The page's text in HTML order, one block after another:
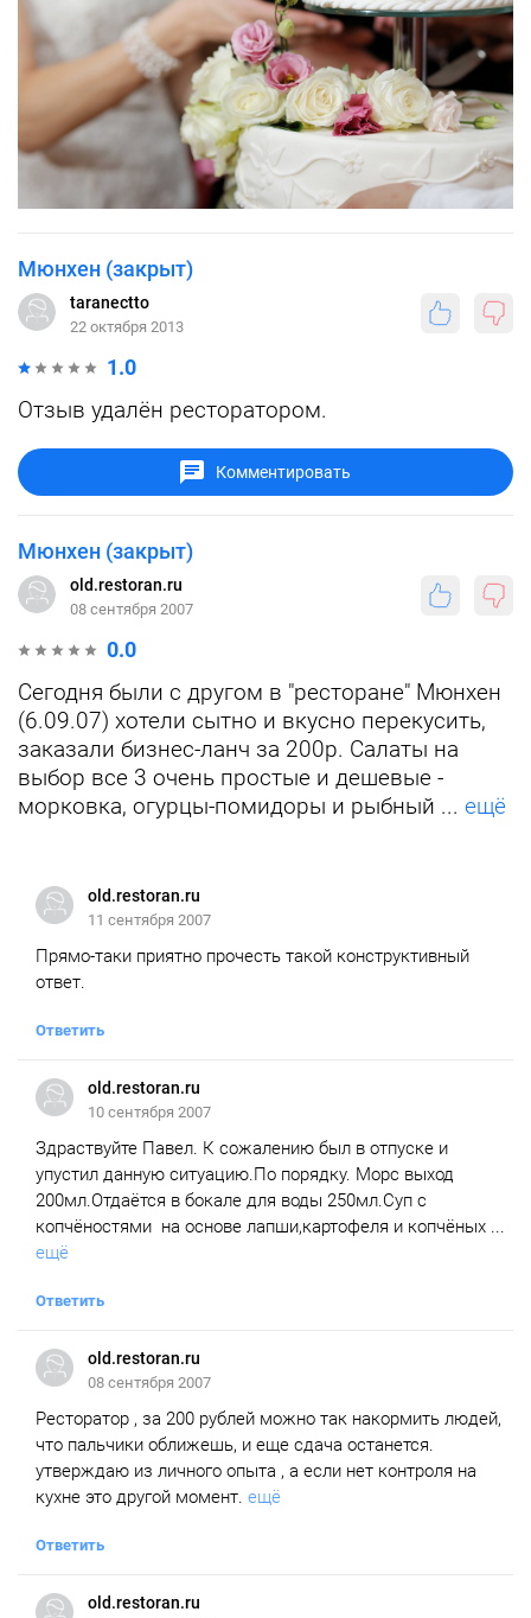
Мюнхен (закрыт)
taranectto
22 октября 2013
1.0
Отзыв удалён ресторатором.
Комментировать
Мюнхен (закрыт)
old.restoran.ru
08 сентября 2007
0.0
Сегодня были с другом в "ресторане" Мюнхен
(6.09.07) хотели сытно и вкусно перекусить,
заказали бизнес-ланч за 200р. Салаты на
выбор все 3 очень простые и дешевые -
морковка, огурцы-помидоры и рыбный ... ещё
old.restoran.ru
11 сентября 2007
Прямо-таки приятно прочесть такой конструктивный
ответ.
Ответить
old.restoran.ru
10 сентября 2007
Здраствуйте Павел. К сожалению был в отпуске и
упустил данную ситуацию.По порядку. Морс выход
200мл.Отдаётся в бокале для воды 250мл.Суп с
копчёностями на основе лапши,картофеля и копчёных ...
ещё
Ответить
old.restoran.ru
08 сентября 2007
Ресторатор , за 200 рублей можно так накормить людей,
что пальчики оближешь, и еще сдача останется.
утверждаю из личного опыта , а если нет контроля на
кухне это другой момент. ещё
Ответить
old.restoran.ru